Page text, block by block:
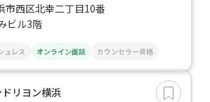
市西区北幸二丁目10番
ビル3階
ュレス オンライン面談 カウンセラー資格
リヨン横浜